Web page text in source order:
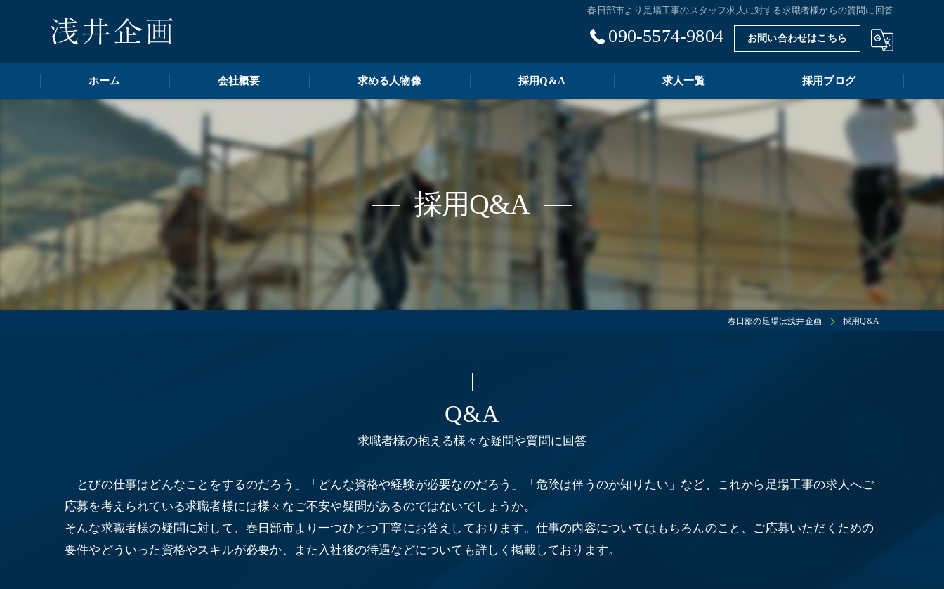
春日部市より足場工事のスタッフ求人に対する求職者様からの質問に回答
090-5574-9804 お問い合わせはこちら
ホーム 会社概要
ビジョン
事業案内
求める人物像 採用Q&A 求人一覧 採用ブログ
採用Q&A
春日部の足場は浅井企画 採用Q&A
求職者様の抱える様々な疑問や質問に回答
Q&A
「とびの仕事はどんなことをするのだろう」「どんな資格や経験が必要なのだろう」「危険は伴うのか知りたい」など、これから足場工事の求人へご
応募を考えられている求職者様には様々なご不安や疑問があるのではないでしょうか。
そんな求職者様の疑問に対して、春日部市より一つひとつ丁寧にお答えしております。仕事の内容についてはもちろんのこと、ご応募いただくための
要件やどういった資格やスキルが必要か、また入社後の待遇などについても詳しく掲載しております。